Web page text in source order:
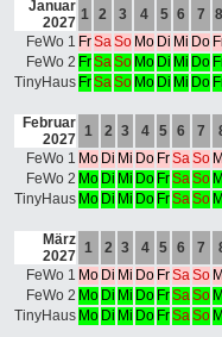
Januar
2027 1 2 3 4 5 6 7 8
FeWo 1 FrSaSo Mo Di Mi Do
FeWo 2 FrSaSo Mo Di Mi Do
TinyHaus FrSaSo Mo Di Mi Do
Februar
2027 1 2 3 4 5 6 7
FeWo 1 Mo Di Mi Do FrSaSo
FeWo 2 Mo Di Mi Do FrSaSo
TinyHaus Mo Di Mi Do FrSaSo
März
2027 1 2 3 4 5 6 7
FeWo 1 Mo Di Mi Do FrSaSo
FeWo 2 Mo Di Mi Do FrSaSo
TinyHaus Mo Di Mi Do FrSaSo